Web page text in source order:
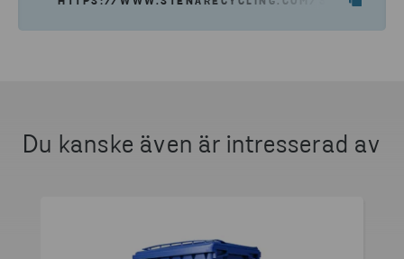
Du kanske även är intresserad av